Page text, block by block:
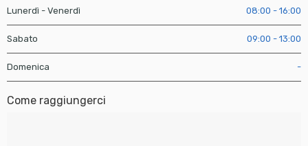
Lunerdì - Venerdì 08:00 - 16:00
Sabato 09:00 - 13:00
Domenica -
Come raggiungerci